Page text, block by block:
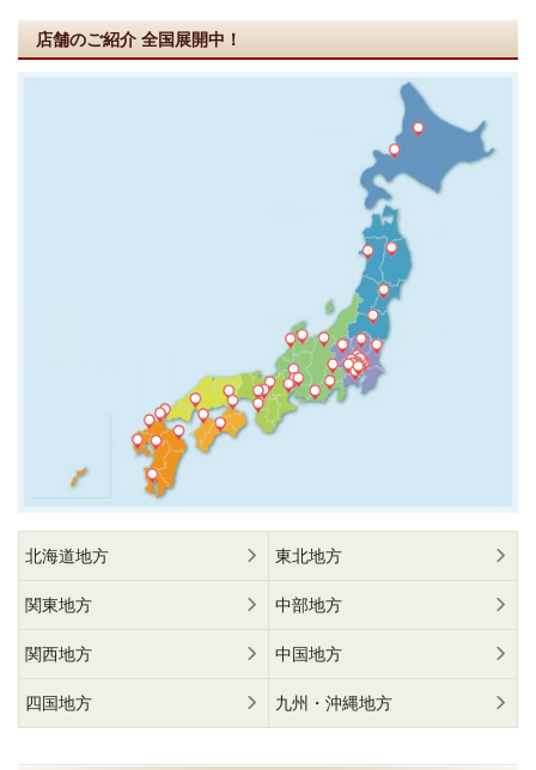
店舗のご紹介 全国展開中！
北海道地方 東北地方
関東地方 中部地方
関西地方 中国地方
四国地方 九州・沖縄地方